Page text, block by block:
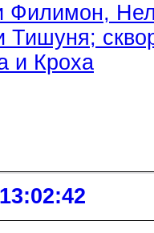
Филимон,
и Кроха